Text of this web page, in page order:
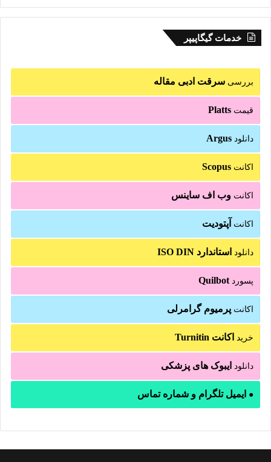
خدمات گیگاپیپر
بررسی سرقت ادبی مقاله
قیمت Platts
دانلود Argus
اکانت Scopus
اکانت وب اف ساینس
اکانت آپتودیت
دانلود استاندارد ISO DIN
پسوردQuilbot
اکانت پرمیوم گرامرلی
خرید اکانت Turnitin
دانلود ایبوک های پزشکی
● ایمیل تلگرام و شماره تماس